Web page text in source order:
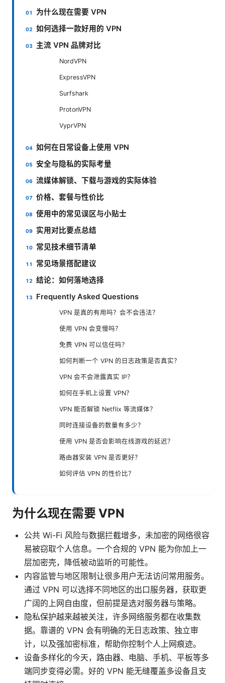
为什么现在需要 VPN
如何选择一款好用的 VPN
主流 VPN 品牌对比
NordVPN
ExpressVPN
Surfshark
ProtonVPN
VyprVPN
如何在日常设备上使用 VPN
安全与隐私的实际考量
流媒体解锁、下载与游戏的实际体验
价格、套餐与性价比
使用中的常见误区与小贴士
实用对比要点总结
常见技术细节清单
常见场景搭配建议
结论：如何落地选择
Frequently Asked Questions
VPN 是真的有用吗？会不会违法？
使用 VPN 会变慢吗？
免费 VPN 可以信任吗？
如何判断一个 VPN 的日志政策是否真实？
VPN 会不会泄露真实 IP？
如何在手机上设置 VPN？
VPN 能否解锁 Netflix 等流媒体？
同时连接设备的数量有多少？
使用 VPN 是否会影响在线游戏的延迟？
路由器安装 VPN 是否更好？
如何评估 VPN 的性价比？
为什么现在需要 VPN
公共 Wi-Fi 风险与数据拦截增多，未加密的网络很容
易被窃取个人信息。一个合规的 VPN 能为你加上一
层加密壳，降低被动监听的可能性。
内容监管与地区限制让很多用户无法访问常用服务。
通过 VPN 可以选择不同地区的出口服务器，获取更
广阔的上网自由度，但前提是选对服务器与策略。
隐私保护越来越被关注，许多网络服务都在收集数
据。靠谱的 VPN 会有明确的无日志政策、独立审
计，以及强加密标准，帮助你控制个人上网痕迹。
设备多样化的今天，路由器、电脑、手机、平板等多
端同步变得必需。好的 VPN 能无缝覆盖多设备且支